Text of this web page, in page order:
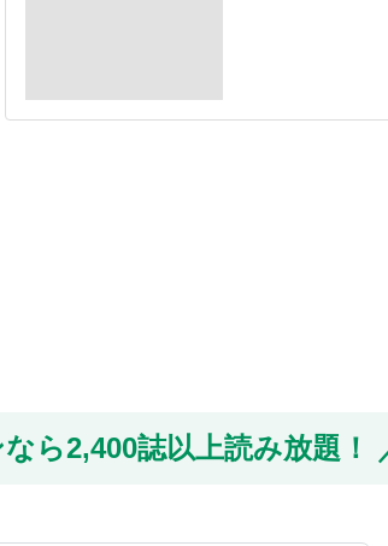
ら2,400誌以上読み放題！